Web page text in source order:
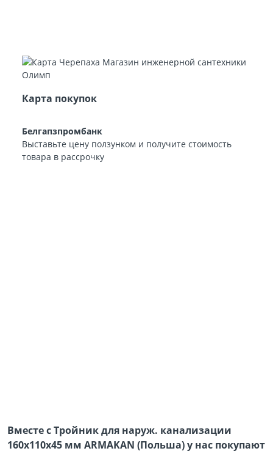
Карта покупок
Белгапзпромбанк
Выставьте цену ползунком и получите стоимость
товара в рассрочку
Вместе с Тройник для наруж. канализации
160х110х45 мм ARMAKAN (Польша) у нас покупают